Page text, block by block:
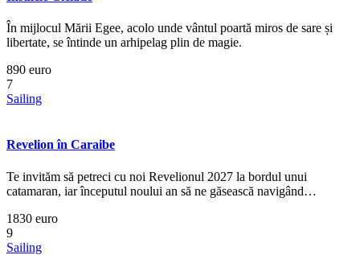
În mijlocul Mării Egee, acolo unde vântul poartă miros de sare și
libertate, se întinde un arhipelag plin de magie.
890 euro
7
Sailing
Revelion în Caraibe
Te invităm să petreci cu noi Revelionul 2027 la bordul unui
catamaran, iar începutul noului an să ne găsească navigând…
1830 euro
9
Sailing